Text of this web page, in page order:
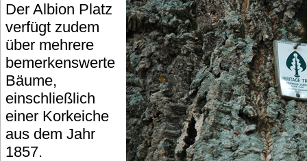
Der Albion Platz
verfügt zudem
über mehrere
bemerkenswerte
Bäume,
einschließlich
einer Korkeiche
aus dem Jahr
1857.